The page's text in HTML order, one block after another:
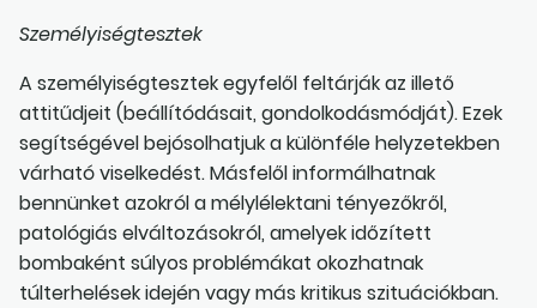
Személyiségtesztek
A személyiségtesztek egyfelől feltárják az illető
attitűdjeit (beállítódásait, gondolkodásmódját). Ezek
segítségével bejósolhatjuk a különféle helyzetekben
várható viselkedést. Másfelől informálhatnak
bennünket azokról a mélylélektani tényezőkről,
patológiás elváltozásokról, amelyek időzített
bombaként súlyos problémákat okozhatnak
túlterhelések idején vagy más kritikus szituációkban.